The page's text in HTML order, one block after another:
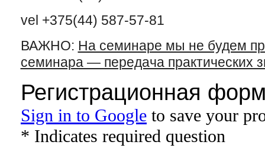
vel +375(44) 587-57-81
ВАЖНО: На семинаре мы не будем
семинара — передача практических